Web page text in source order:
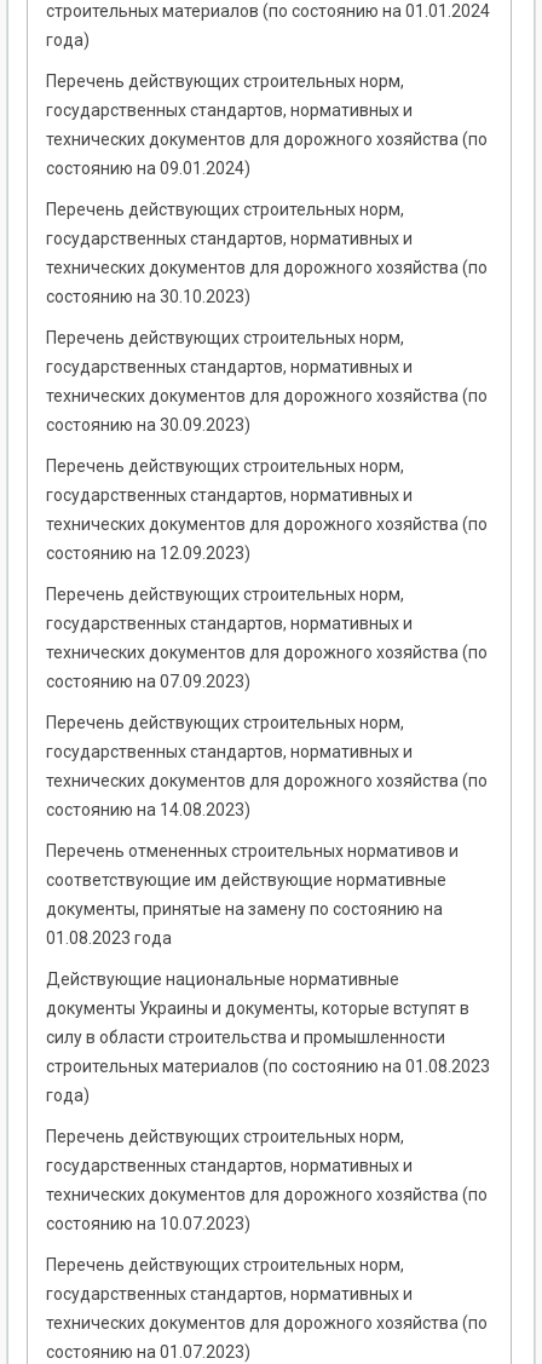
строительных материалов (по состоянию на 01.01.2024
года)
Перечень действующих строительных норм,
государственных стандартов, нормативных и
технических документов для дорожного хозяйства (по
состоянию на 09.01.2024)
Перечень действующих строительных норм,
государственных стандартов, нормативных и
технических документов для дорожного хозяйства (по
состоянию на 30.10.2023)
Перечень действующих строительных норм,
государственных стандартов, нормативных и
технических документов для дорожного хозяйства (по
состоянию на 30.09.2023)
Перечень действующих строительных норм,
государственных стандартов, нормативных и
технических документов для дорожного хозяйства (по
состоянию на 12.09.2023)
Перечень действующих строительных норм,
государственных стандартов, нормативных и
технических документов для дорожного хозяйства (по
состоянию на 07.09.2023)
Перечень действующих строительных норм,
государственных стандартов, нормативных и
технических документов для дорожного хозяйства (по
состоянию на 14.08.2023)
Перечень отмененных строительных нормативов и
соответствующие им действующие нормативные
документы, принятые на замену по состоянию на
01.08.2023 года
Действующие национальные нормативные
документы Украины и документы, которые вступят в
силу в области строительства и промышленности
строительных материалов (по состоянию на 01.08.2023
года)
Перечень действующих строительных норм,
государственных стандартов, нормативных и
технических документов для дорожного хозяйства (по
состоянию на 10.07.2023)
Перечень действующих строительных норм,
государственных стандартов, нормативных и
технических документов для дорожного хозяйства (по
состоянию на 01.07.2023)